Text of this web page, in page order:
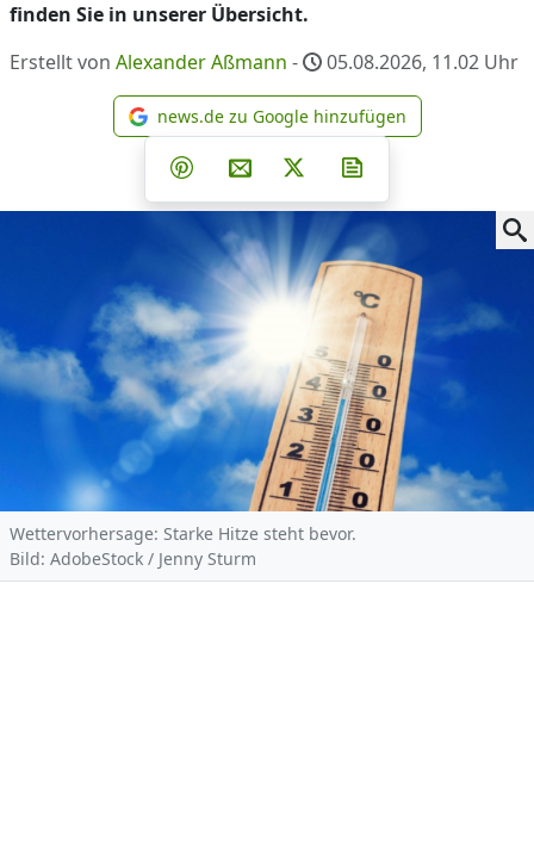
finden Sie in unserer Übersicht.
Erstellt von Alexander Aßmann - 05.08.2026, 11.02 Uhr
news.de zu Google
news.de zu Google hinzufügen
Teilen auf Facebook
Teilen auf Whatsapp
Teilen auf Telegram
Teilen auf Pinterest
Per E-Mail teilen
Post auf X
Wettervorhersage: Starke Hitze steht bevor.
Bild: AdobeStock / Jenny Sturm